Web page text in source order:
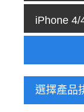
選擇產品